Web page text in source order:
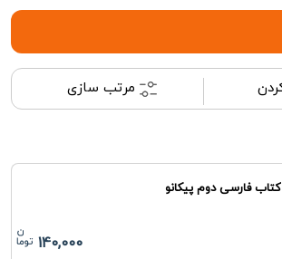
کتاب فارسی دوم پیکانو
140,000